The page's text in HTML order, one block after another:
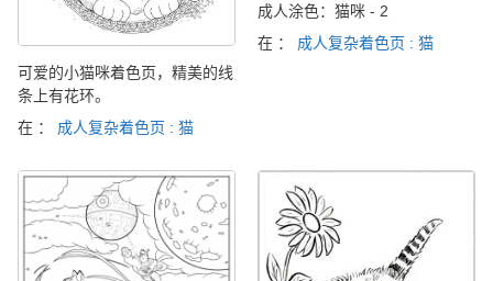
可爱的小猫咪着色页，精美的线
条上有花环。
在 ： 成人复杂着色页 : 猫
成人涂色：猫咪 - 2
在 ： 成人复杂着色页 : 猫